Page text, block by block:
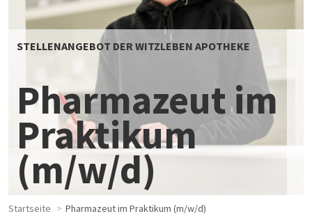
STELLENANGEBOT DER WITZLEBEN APOTHEKE
Pharmazeut im
Praktikum
(m/w/d)
Startseite
Pharmazeut im Praktikum (m/w/d)